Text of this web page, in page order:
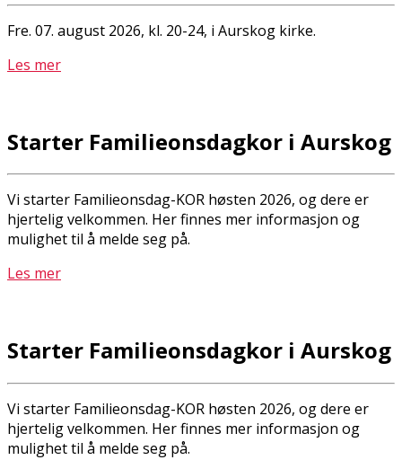
Fre. 07. august 2026, kl. 20-24, i Aurskog kirke.
Les mer
Starter Familieonsdagkor i Aurskog
Vi starter Familieonsdag-KOR høsten 2026, og dere er
hjertelig velkommen. Her finnes mer informasjon og
mulighet til å melde seg på.
Les mer
Starter Familieonsdagkor i Aurskog
Vi starter Familieonsdag-KOR høsten 2026, og dere er
hjertelig velkommen. Her finnes mer informasjon og
mulighet til å melde seg på.